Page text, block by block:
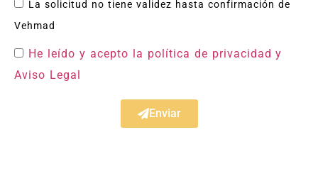
La solicitud no tiene validez hasta confirmación de
Vehmad
He leído y acepto la política de privacidad y
Aviso Legal
Enviar